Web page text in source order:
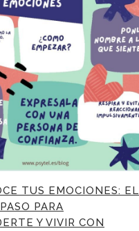
TUS EMOCIONES: EL
PARA
Y VIVIR CON